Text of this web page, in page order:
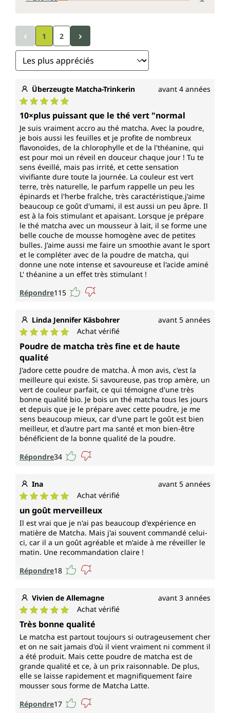
diversité
Le thé Matcha est proposé en différentes qualités et
peut être préparé de différentes manières.
Traditionnellement, le matcha est battu dans un bol
avec tous ses composants.
La poudre de Matcha est également utilisée par
exemple pour le Matcha Latte, la glace au Matcha, les
smoothies, les limonades ou même les pâtisseries.
L'industrie alimentaire utilise volontiers sa couleur
comme colorant naturel.
Chaque paquet contient 100 g de poudre de Matcha.
Végétalien, biologique et sans additif
La poudre de Matcha bio d'Unimedica est une
poudre brute issue de la culture biologique au Japon,
certifiée bio selon les normes européennes. La
poudre de Matcha bio est végétalienne, exempte
d'additifs tels que colorants, conservateurs,
stabilisateurs, antiagglomérants comme le stéarate
de magnésium ainsi que sans génie génétique, sans
lactose, sans gluten et sans gélatine.
1 2
Überzeugte Matcha-Trinkerin avant 4 années
Note moyenne de 5 sur 5 étoiles
10×plus puissant que le thé vert "normal
Je suis vraiment accro au thé matcha. Avec la poudre,
je bois aussi les feuilles et je profite de nombreux
flavonoïdes, de la chlorophylle et de la l'théanine, qui
est pour moi un réveil en douceur chaque jour ! Tu te
sens éveillé, mais pas irrité, et cette sensation
vivifiante dure toute la journée. La couleur est vert
terre, très naturelle, le parfum rappelle un peu les
épinards et l'herbe fraîche, très caractéristique.j'aime
beaucoup ce goût d'umami, il est aussi un peu âpre. Il
est à la fois stimulant et apaisant. Lorsque je prépare
le thé matcha avec un mousseur à lait, il se forme une
belle couche de mousse homogène avec de petites
bulles. J'aime aussi me faire un smoothie avant le sport
et le compléter avec de la poudre de matcha, qui
donne une note intense et savoureuse et l'acide aminé
L' théanine a un effet très stimulant !
Répondre115
Linda Jennifer Käsbohrer avant 5 années
Note moyenne de 5 sur 5 étoiles
Achat vérifié
Poudre de matcha très fine et de haute
qualité
J'adore cette poudre de matcha. À mon avis, c'est la
meilleure qui existe. Si savoureuse, pas trop amère, un
vert de couleur parfait, ce qui témoigne d'une très
bonne qualité bio. Je bois un thé matcha tous les jours
et depuis que je le prépare avec cette poudre, je me
sens beaucoup mieux, car d'une part le goût est bien
meilleur, et d'autre part ma santé et mon bien-être
bénéficient de la bonne qualité de la poudre.
Répondre34
Ina avant 5 années
Note moyenne de 5 sur 5 étoiles
Achat vérifié
un goût merveilleux
Il est vrai que je n'ai pas beaucoup d'expérience en
matière de Matcha. Mais j'ai souvent commandé celui-
ci, car il a un goût agréable et m'aide à me réveiller le
matin. Une recommandation claire !
Répondre18
Vivien de Allemagne avant 3 années
Note moyenne de 5 sur 5 étoiles
Achat vérifié
Très bonne qualité
Le matcha est partout toujours si outrageusement cher
et on ne sait jamais d'où il vient vraiment ni comment il
a été produit. Mais cette poudre de matcha est de
grande qualité et ce, à un prix raisonnable. De plus,
elle se laisse rapidement et magnifiquement faire
mousser sous forme de Matcha Latte.
Répondre17